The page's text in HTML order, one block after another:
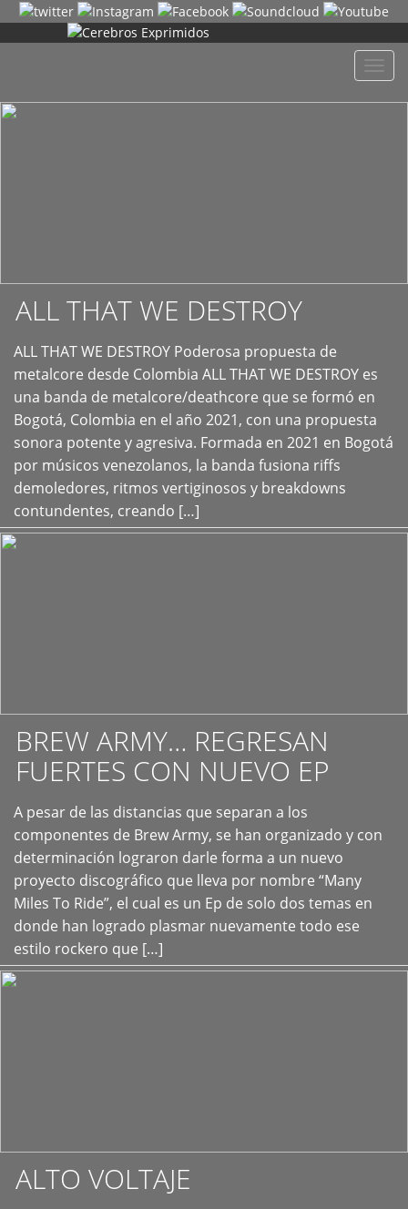
ALL THAT WE DESTROY
ALL THAT WE DESTROY Poderosa propuesta de
metalcore desde Colombia ALL THAT WE DESTROY es
una banda de metalcore/deathcore que se formó en
Bogotá, Colombia en el año 2021, con una propuesta
sonora potente y agresiva. Formada en 2021 en Bogotá
por músicos venezolanos, la banda fusiona riffs
demoledores, ritmos vertiginosos y breakdowns
contundentes, creando […]
+
BREW ARMY… REGRESAN
FUERTES CON NUEVO EP
A pesar de las distancias que separan a los
componentes de Brew Army, se han organizado y con
determinación lograron darle forma a un nuevo
proyecto discográfico que lleva por nombre “Many
Miles To Ride”, el cual es un Ep de solo dos temas en
donde han logrado plasmar nuevamente todo ese
estilo rockero que […]
+
ALTO VOLTAJE